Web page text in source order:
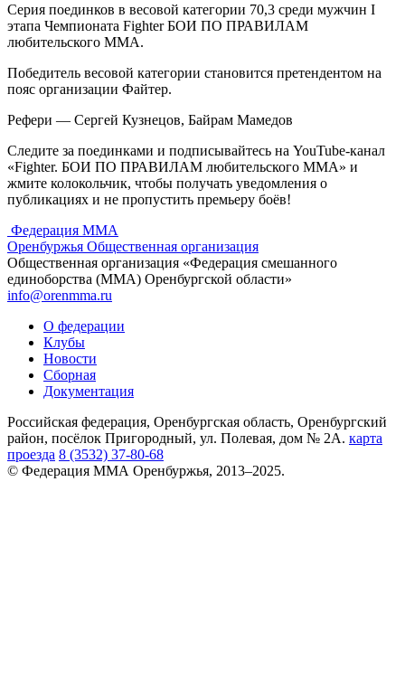
Cерия поединков в весовой категории 70,3 среди мужчин I
этапа Чемпионата Fighter БОИ ПО ПРАВИЛАМ
любительского ММА.
Победитель весовой категории становится претендентом на
пояс организации Файтер.
Рефери — Сергей Кузнецов, Байрам Мамедов
Следите за поединками и подписывайтесь на YouTube-канал
«Fighter. БОИ ПО ПРАВИЛАМ любительского ММА» и
жмите колокольчик, чтобы получать уведомления о
публикациях и не пропустить премьеру боёв!
Федерация ММА
Оренбуржья Общественная организация
Общественная организация «Федерация смешанного
единоборства (ММА) Оренбургской области»
info@orenmma.ru
О федерации
Клубы
Новости
Сборная
Документация
Российская федерация, Оренбургская область, Оренбургский
район, посёлок Пригородный, ул. Полевая, дом № 2А. карта
проезда 8 (3532) 37-80-68
© Федерация ММА Оренбуржья, 2013–2025.